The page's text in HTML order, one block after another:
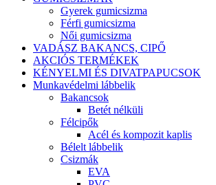
Gyerek gumicsizma
Férfi gumicsizma
Női gumicsizma
VADÁSZ BAKANCS, CIPŐ
AKCIÓS TERMÉKEK
KÉNYELMI ÉS DIVATPAPUCSOK
Munkavédelmi lábbelik
Bakancsok
Betét nélküli
Félcipők
Acél és kompozit kaplis
Bélelt lábbelik
Csizmák
EVA